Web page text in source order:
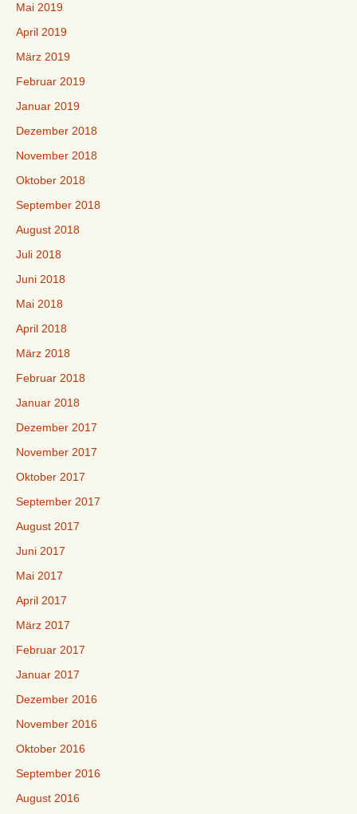
Mai 2019
April 2019
März 2019
Februar 2019
Januar 2019
Dezember 2018
November 2018
Oktober 2018
September 2018
August 2018
Juli 2018
Juni 2018
Mai 2018
April 2018
März 2018
Februar 2018
Januar 2018
Dezember 2017
November 2017
Oktober 2017
September 2017
August 2017
Juni 2017
Mai 2017
April 2017
März 2017
Februar 2017
Januar 2017
Dezember 2016
November 2016
Oktober 2016
September 2016
August 2016